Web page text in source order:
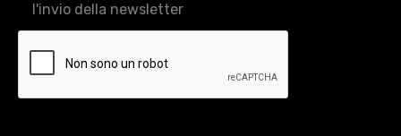
l'invio della newsletter